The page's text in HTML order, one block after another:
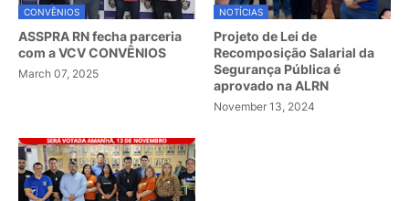
CONVÊNIOS
ASSPRA RN fecha parceria
com a VCV CONVÊNIOS
March 07, 2025
NOTÍCIAS
Projeto de Lei de
Recomposição Salarial da
Segurança Pública é
aprovado na ALRN
November 13, 2024